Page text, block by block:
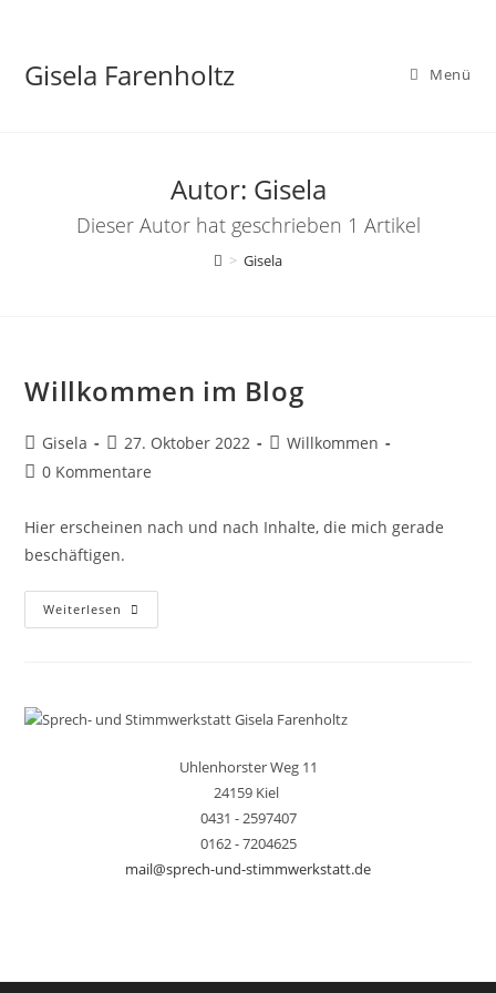
springen
Gisela Farenholtz Menü
Autor: Gisela
Dieser Autor hat geschrieben 1 Artikel
> Gisela
Willkommen im Blog
Beitrags-
Autor:
Gisela
Beitrag
veröffentlicht:
27. Oktober 2022
Beitrags-
Willkommen
Beitrags-
0 Kommentare
Hier erscheinen nach und nach Inhalte, die mich gerade
beschäftigen.
Weiterlesen Willkommen
Im
Uhlenhorster Weg 11
24159 Kiel
0431 - 2597407
0162 - 7204625
mail@sprech-und-stimmwerkstatt.de